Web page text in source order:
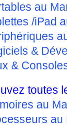
au
/iPad
&
&
toutes
au
au